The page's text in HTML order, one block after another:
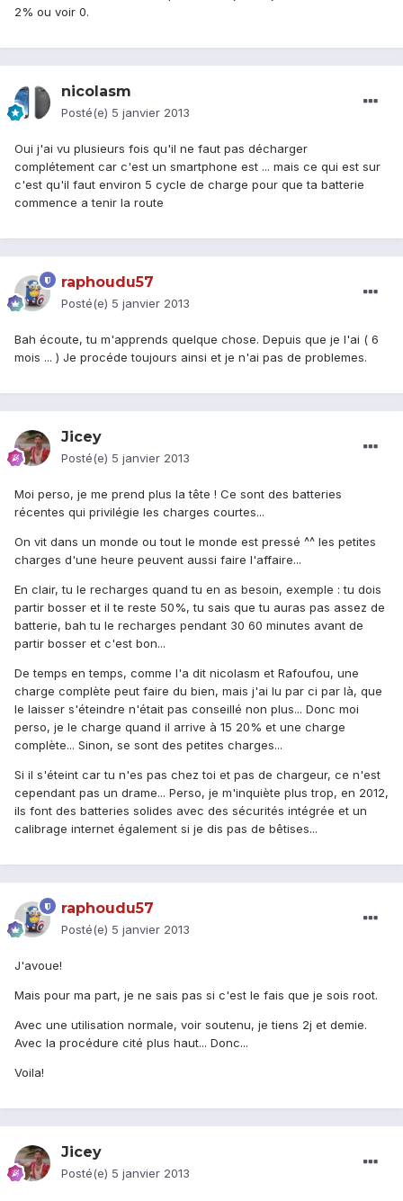
2% ou voir 0.
nicolasm
Posté(e) 5 janvier 2013
Oui j'ai vu plusieurs fois qu'il ne faut pas décharger
complétement car c'est un smartphone est ... mais ce qui est sur
c'est qu'il faut environ 5 cycle de charge pour que ta batterie
commence a tenir la route
raphoudu57
Posté(e) 5 janvier 2013
Bah écoute, tu m'apprends quelque chose. Depuis que je l'ai ( 6
mois ... ) Je procéde toujours ainsi et je n'ai pas de problemes.
Jicey
Posté(e) 5 janvier 2013
Moi perso, je me prend plus la tête ! Ce sont des batteries
récentes qui privilégie les charges courtes...
On vit dans un monde ou tout le monde est pressé ^^ les petites
charges d'une heure peuvent aussi faire l'affaire...
En clair, tu le recharges quand tu en as besoin, exemple : tu dois
partir bosser et il te reste 50%, tu sais que tu auras pas assez de
batterie, bah tu le recharges pendant 30 60 minutes avant de
partir bosser et c'est bon...
De temps en temps, comme l'a dit nicolasm et Rafoufou, une
charge complète peut faire du bien, mais j'ai lu par ci par là, que
le laisser s'éteindre n'était pas conseillé non plus... Donc moi
perso, je le charge quand il arrive à 15 20% et une charge
complète... Sinon, se sont des petites charges...
Si il s'éteint car tu n'es pas chez toi et pas de chargeur, ce n'est
cependant pas un drame... Perso, je m'inquiète plus trop, en 2012,
ils font des batteries solides avec des sécurités intégrée et un
calibrage internet également si je dis pas de bêtises...
raphoudu57
Posté(e) 5 janvier 2013
J'avoue!
Mais pour ma part, je ne sais pas si c'est le fais que je sois root.
Avec une utilisation normale, voir soutenu, je tiens 2j et demie.
Avec la procédure cité plus haut... Donc...
Voila!
Jicey
Posté(e) 5 janvier 2013